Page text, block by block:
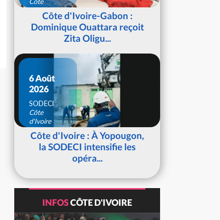
d'IvoireCôte d'Ivoire-Gabon :
Dominique Ouattara reçoit
Zita Oligu...
6 Août
2026
SODECI
Côte
d'Ivoire
Côte d'Ivoire : À Yopougon,
la SODECI intensifie les
opéra...
INFOSCÔTE D'IVOIRE